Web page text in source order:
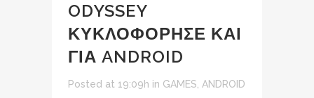
ODYSSEY
ΚΥΚΛΟΦΟΡΗΣΕ ΚΑΙ
ΓΙΑ ANDROID
Posted at 19:09h in GAMES ANDROID